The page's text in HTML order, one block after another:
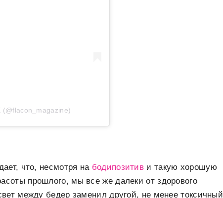
(@flacon_magazine)
что, несмотря на бодипозитив и такую хорошую
прошлого, мы все же далеки от здорового
между бедер заменил другой, не менее токсичный